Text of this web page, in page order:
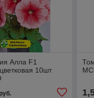
Алла F1
10шт